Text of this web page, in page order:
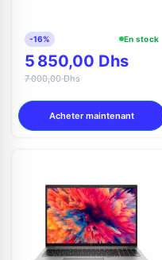
-16% En stock
5 850,00 Dhs
7 000,00 Dhs
Acheter maintenant